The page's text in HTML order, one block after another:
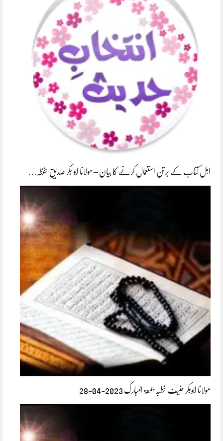
اہل کتاب کے برتن استعمال کرنے کا بیان – مولانا ابو بکر صدیق حفظہ…
مولانا ابوبکر حنیف خطبہ جمعۃ المبارک 2023-04-28